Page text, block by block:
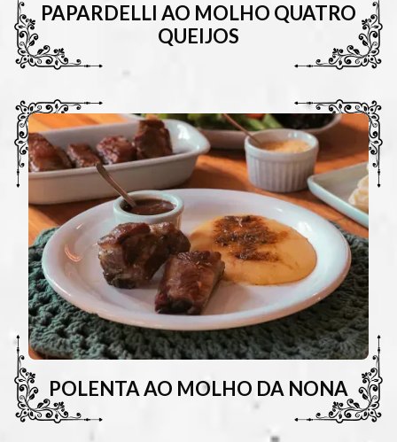
PAPARDELLI AO MOLHO QUATRO
QUEIJOS
POLENTA AO MOLHO DA NONA